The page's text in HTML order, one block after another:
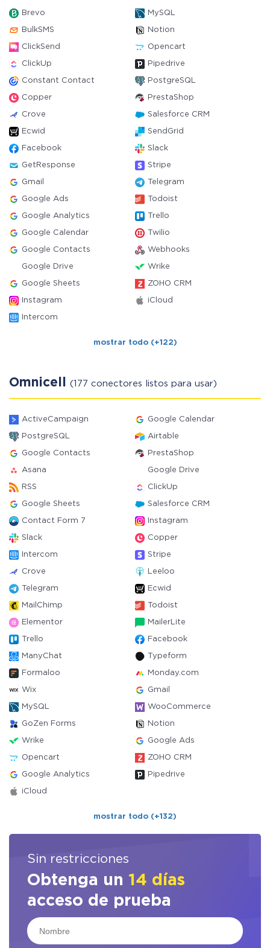
Brevo MySQL
BulkSMS Notion
ClickSend Opencart
ClickUp Pipedrive
Constant Contact PostgreSQL
Copper PrestaShop
Crove Salesforce CRM
Ecwid SendGrid
Facebook Slack
GetResponse Stripe
Gmail Telegram
Google Ads Todoist
Google Analytics Trello
Google Calendar Twilio
Google Contacts Webhooks
Google Drive Wrike
Google Sheets ZOHO CRM
Instagram iCloud
Intercom
mostrar todo (+122)
Omnicell (177 conectores listos para usar)
ActiveCampaign Google Calendar
PostgreSQL Airtable
Google Contacts PrestaShop
Asana Google Drive
RSS ClickUp
Google Sheets Salesforce CRM
Contact Form 7 Instagram
Slack Copper
Intercom Stripe
Crove Leeloo
Telegram Ecwid
MailChimp Todoist
Elementor MailerLite
Trello Facebook
ManyChat Typeform
Formaloo Monday.com
Wix Gmail
MySQL WooCommerce
GoZen Forms Notion
Wrike Google Ads
Opencart ZOHO CRM
Google Analytics Pipedrive
iCloud
mostrar todo (+132)
Sin restricciones
Obtenga un 14 días
acceso de prueba